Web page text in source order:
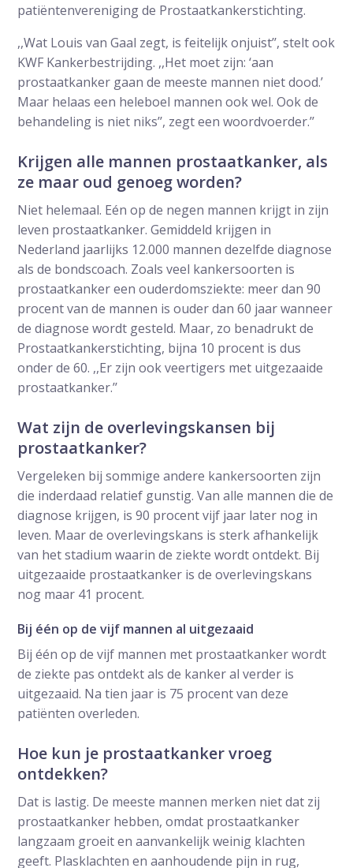
patiëntenvereniging de Prostaatkankerstichting.
,,Wat Louis van Gaal zegt, is feitelijk onjuist’’, stelt ook
KWF Kankerbestrijding. ,,Het moet zijn: ‘aan
prostaatkanker gaan de meeste mannen niet dood.’
Maar helaas een heleboel mannen ook wel. Ook de
behandeling is niet niks’’, zegt een woordvoerder.’’
Krijgen alle mannen prostaatkanker, als
ze maar oud genoeg worden?
Niet helemaal. Eén op de negen mannen krijgt in zijn
leven prostaatkanker. Gemiddeld krijgen in
Nederland jaarlijks 12.000 mannen dezelfde diagnose
als de bondscoach. Zoals veel kankersoorten is
prostaatkanker een ouderdomsziekte: meer dan 90
procent van de mannen is ouder dan 60 jaar wanneer
de diagnose wordt gesteld. Maar, zo benadrukt de
Prostaatkankerstichting, bijna 10 procent is dus
onder de 60. ,,Er zijn ook veertigers met uitgezaaide
prostaatkanker.’’
Wat zijn de overlevingskansen bij
prostaatkanker?
Vergeleken bij sommige andere kankersoorten zijn
die inderdaad relatief gunstig. Van alle mannen die de
diagnose krijgen, is 90 procent vijf jaar later nog in
leven. Maar de overlevingskans is sterk afhankelijk
van het stadium waarin de ziekte wordt ontdekt. Bij
uitgezaaide prostaatkanker is de overlevingskans
nog maar 41 procent.
Bij één op de vijf mannen al uitgezaaid
Bij één op de vijf mannen met prostaatkanker wordt
de ziekte pas ontdekt als de kanker al verder is
uitgezaaid. Na tien jaar is 75 procent van deze
patiënten overleden.
Hoe kun je prostaatkanker vroeg
ontdekken?
Dat is lastig. De meeste mannen merken niet dat zij
prostaatkanker hebben, omdat prostaatkanker
langzaam groeit en aanvankelijk weinig klachten
geeft. Plasklachten en aanhoudende pijn in rug,